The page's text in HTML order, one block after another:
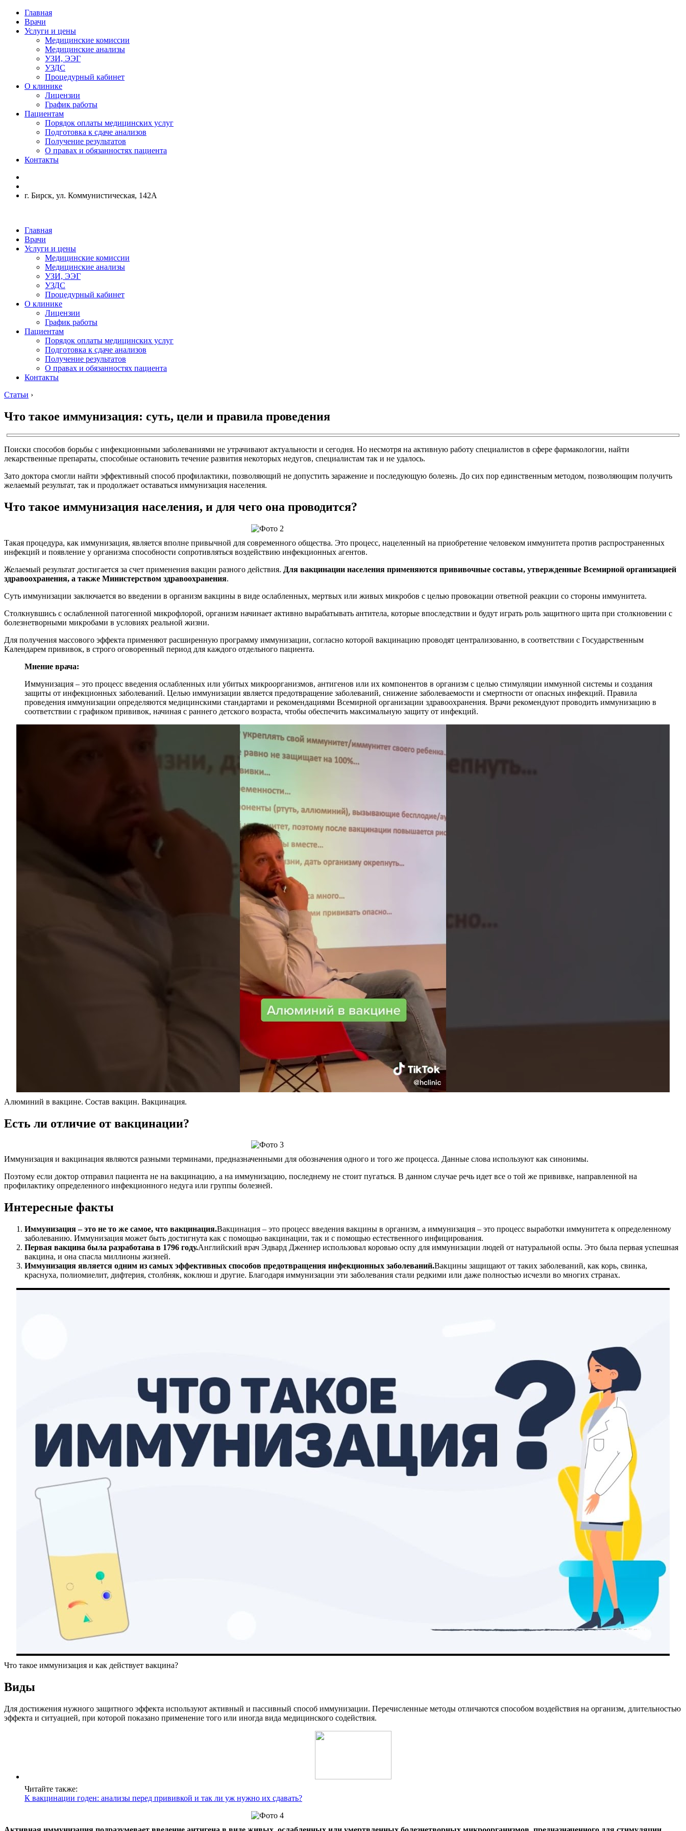
Главная
Врачи
Услуги и цены
Медицинские комиссии
Медицинские анализы
УЗИ, ЭЭГ
УЗДС
Процедурный кабинет
О клинике
Лицензии
График работы
Пациентам
Порядок оплаты медицинских услуг
Подготовка к сдаче анализов
Получение результатов
О правах и обязанностях пациента
Контакты
г. Бирск, ул. Коммунистическая, 142А
Главная
Врачи
Услуги и цены
Медицинские комиссии
Медицинские анализы
УЗИ, ЭЭГ
УЗДС
Процедурный кабинет
О клинике
Лицензии
График работы
Пациентам
Порядок оплаты медицинских услуг
Подготовка к сдаче анализов
Получение результатов
О правах и обязанностях пациента
Контакты
Статьи ›
Что такое иммунизация: суть, цели и правила проведения
Поиски способов борьбы с инфекционными заболеваниями не утрачивают актуальности и сегодня. Но несмотря на активную работу специалистов в сфере фармакологии, найти
лекарственные препараты, способные остановить течение развития некоторых недугов, специалистам так и не удалось.
Зато доктора смогли найти эффективный способ профилактики, позволяющий не допустить заражение и последующую болезнь. До сих пор единственным методом, позволяющим получить
желаемый результат, так и продолжает оставаться иммунизация населения.
Что такое иммунизация населения, и для чего она проводится?
Такая процедура, как иммунизация, является вполне привычной для современного общества. Это процесс, нацеленный на приобретение человеком иммунитета против распространенных
инфекций и появление у организма способности сопротивляться воздействию инфекционных агентов.
Желаемый результат достигается за счет применения вакцин разного действия. Для вакцинации населения применяются прививочные составы, утвержденные Всемирной организацией
здравоохранения, а также Министерством здравоохранения.
Суть иммунизации заключается во введении в организм вакцины в виде ослабленных, мертвых или живых микробов с целью провокации ответной реакции со стороны иммунитета.
Столкнувшись с ослабленной патогенной микрофлорой, организм начинает активно вырабатывать антитела, которые впоследствии и будут играть роль защитного щита при столкновении с
болезнетворными микробами в условиях реальной жизни.
Для получения массового эффекта применяют расширенную программу иммунизации, согласно которой вакцинацию проводят централизованно, в соответствии с Государственным
Календарем прививок, в строго оговоренный период для каждого отдельного пациента.
Мнение врача:
Иммунизация – это процесс введения ослабленных или убитых микроорганизмов, антигенов или их компонентов в организм с целью стимуляции иммунной системы и создания
защиты от инфекционных заболеваний. Целью иммунизации является предотвращение заболеваний, снижение заболеваемости и смертности от опасных инфекций. Правила
проведения иммунизации определяются медицинскими стандартами и рекомендациями Всемирной организации здравоохранения. Врачи рекомендуют проводить иммунизацию в
соответствии с графиком прививок, начиная с раннего детского возраста, чтобы обеспечить максимальную защиту от инфекций.
Алюминий в вакцине. Состав вакцин. Вакцинация.
Есть ли отличие от вакцинации?
Иммунизация и вакцинация являются разными терминами, предназначенными для обозначения одного и того же процесса. Данные слова используют как синонимы.
Поэтому если доктор отправил пациента не на вакцинацию, а на иммунизацию, последнему не стоит пугаться. В данном случае речь идет все о той же прививке, направленной на
профилактику определенного инфекционного недуга или группы болезней.
Интересные факты
Иммунизация – это не то же самое, что вакцинация.Вакцинация – это процесс введения вакцины в организм, а иммунизация – это процесс выработки иммунитета к определенному
заболеванию. Иммунизация может быть достигнута как с помощью вакцинации, так и с помощью естественного инфицирования.
Первая вакцина была разработана в 1796 году.Английский врач Эдвард Дженнер использовал коровью оспу для иммунизации людей от натуральной оспы. Это была первая успешная
вакцина, и она спасла миллионы жизней.
Иммунизация является одним из самых эффективных способов предотвращения инфекционных заболеваний.Вакцины защищают от таких заболеваний, как корь, свинка,
краснуха, полиомиелит, дифтерия, столбняк, коклюш и другие. Благодаря иммунизации эти заболевания стали редкими или даже полностью исчезли во многих странах.
Что такое иммунизация и как действует вакцина?
Виды
Для достижения нужного защитного эффекта используют активный и пассивный способ иммунизации. Перечисленные методы отличаются способом воздействия на организм, длительностью
эффекта и ситуацией, при которой показано применение того или иногда вида медицинского содействия.
Читайте также:
К вакцинации годен: анализы перед прививкой и так ли уж нужно их сдавать?